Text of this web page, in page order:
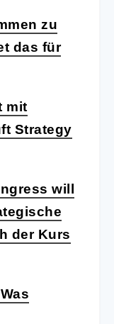
zu
das für
mit
Strategy
will
der Kurs